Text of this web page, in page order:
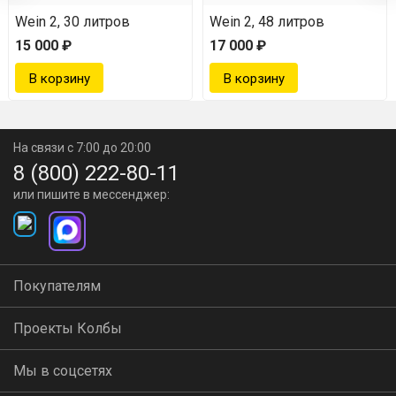
Надежный.Автоклав изготовлен из наиболее
надежной стали AISI 304, которая устойчива к ржавчине
и холоду.
Крепкие сварные швы.При производстве автоклава
используется плазменная сварка, сохраняющая все
свойства металла, не перегревая и не деформируя его.
Гарантия на 3 года.
того, что производитель уверен в качестве своего
товара.
Удобен в эксплуатации
2, 30 л
Wein 2, 30 литров
15 000 ₽
Wein 2, 48 литров
17 000 ₽
На связи с 7:00 до 20:00
8 (800) 222-80-11
или пишите в мессенджер:
Покупателям
Проекты Колбы
Мы в соцсетях